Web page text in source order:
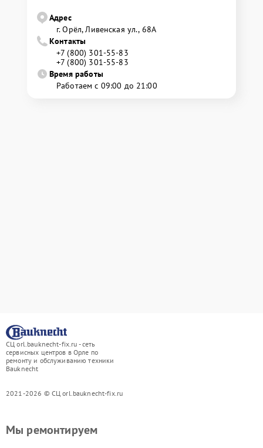
Адрес
г. Орёл, Ливенская ул., 68А
Контакты
+7 (800) 301-55-83
+7 (800) 301-55-83
Время работы
Работаем с 09:00 до 21:00
СЦ orl.bauknecht-fix.ru - сеть
сервисных центров в Орле по
ремонту и обслуживанию техники
Bauknecht
2021-2026 © СЦ orl.bauknecht-fix.ru
Мы ремонтируем